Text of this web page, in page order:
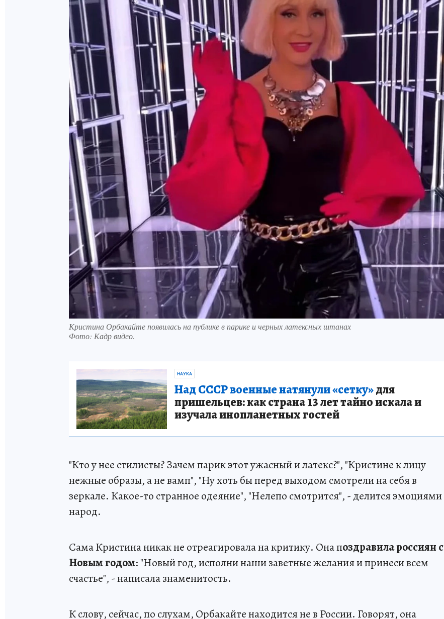
Кристина Орбакайте появилась на публике в парике и черных латексных штанах
Фото: Кадр видео.
НАУКА
Над СССР военные натянули «сетку»для
пришельцев: как страна 13 лет тайно искала и
изучала инопланетных гостей
"Кто у нее стилисты? Зачем парик этот ужасный и латекс?", "Кристине к лицу
нежные образы, а не вамп", "Ну хоть бы перед выходом смотрели на себя в
зеркале. Какое-то странное одеяние", "Нелепо смотрится", - делится эмоциями
народ.
Сама Кристина никак не отреагировала на критику. Она поздравила россиян с
Новым годом: "Новый год, исполни наши заветные желания и принеси всем
счастье", - написала знаменитость.
К слову, сейчас, по слухам, Орбакайте находится не в России. Говорят, она